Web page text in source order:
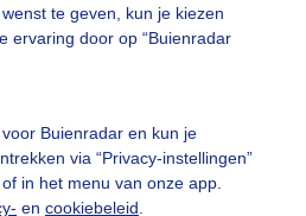
te geven, kun je kiezen
ervaring door op “Buienradar
Buienradar en kun je
via “Privacy-instellingen”
in het menu van onze app.
en cookiebeleid